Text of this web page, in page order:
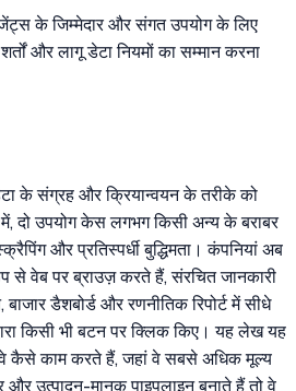
के जिम्मेदार और संगत उपयोग के लिए
और लागू डेटा नियमों का सम्मान करना
के संग्रह और क्रियान्वयन के तरीके को
दो उपयोग केस लगभग किसी अन्य के बराबर
और प्रतिस्पर्धी बुद्धिमता। कंपनियां अब
से वेब पर ब्राउज़ करते हैं, संरचित जानकारी
डैशबोर्ड और रणनीतिक रिपोर्ट में सीधे
किसी भी बटन पर क्लिक किए। यह लेख यह
कैसे काम करते हैं, जहां वे सबसे अधिक मूल्य
उत्पादन-मानक पाइपलाइन बनाते हैं तो वे